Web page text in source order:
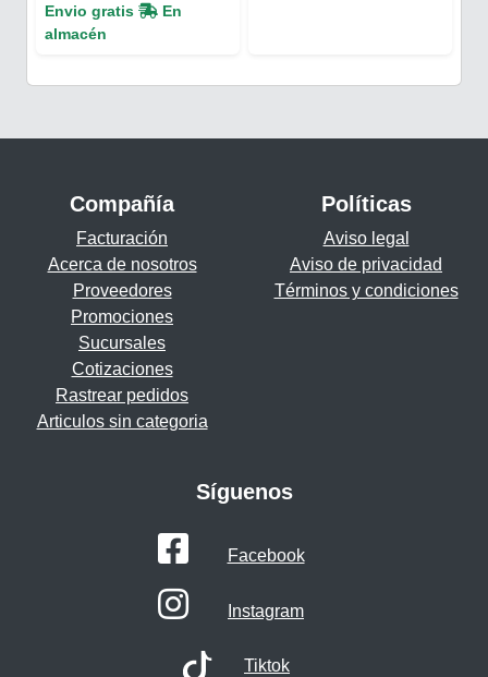
Envio gratis
En
almacén
Compañía
Facturación
Acerca de nosotros
Proveedores
Promociones
Sucursales
Cotizaciones
Rastrear pedidos
Articulos sin categoria
Políticas
Aviso legal
Aviso de privacidad
Términos y condiciones
Síguenos
Facebook
Instagram
Tiktok